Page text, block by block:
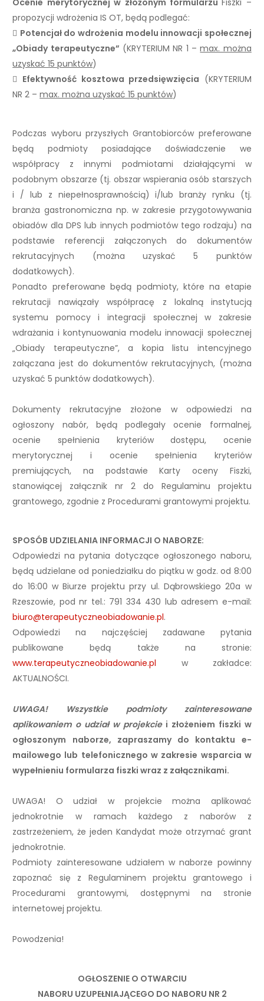
Ocenie merytorycznej w złożonym formularzuFiszki –
propozycji wdrożenia IS OT, będą podlegać:
 Potencjał do wdrożenia modelu innowacji społecznej
„Obiady terapeutyczne” (KRYTERIUM NR 1 –max. można
uzyskać 15 punktów)
 Efektywność kosztowa przedsięwzięcia (KRYTERIUM
NR 2 –max. można uzyskać 15 punktów)
Podczas wyboru przyszłych Grantobiorców preferowane
będą podmioty posiadające doświadczenie we
współpracy z innymi podmiotami działającymi w
podobnym obszarze (tj. obszar wspierania osób starszych
i / lub z niepełnosprawnością) i/lub branży rynku (tj.
branża gastronomiczna np. w zakresie przygotowywania
obiadów dla DPS lub innych podmiotów tego rodzaju) na
podstawie referencji załączonych do dokumentów
rekrutacyjnych (można uzyskać 5 punktów
dodatkowych).
Ponadto preferowane będą podmioty, które na etapie
rekrutacji nawiązały współpracę z lokalną instytucją
systemu pomocy i integracji społecznej w zakresie
wdrażania i kontynuowania modelu innowacji społecznej
„Obiady terapeutyczne”, a kopia listu intencyjnego
załączana jest do dokumentów rekrutacyjnych, (można
uzyskać 5 punktów dodatkowych).
Dokumenty rekrutacyjne złożone w odpowiedzi na
ogłoszony nabór, będą podlegały ocenie formalnej,
ocenie spełnienia kryteriów dostępu, ocenie
merytorycznej i ocenie spełnienia kryteriów
premiujących, na podstawie Karty oceny Fiszki,
stanowiącej załącznik nr 2 do Regulaminu projektu
grantowego, zgodnie z Procedurami grantowymi projektu.
SPOSÓB UDZIELANIA INFORMACJI O NABORZE:
Odpowiedzi na pytania dotyczące ogłoszonego naboru,
będą udzielane od poniedziałku do piątku w godz. od 8:00
do 16:00 w Biurze projektu przy ul. Dąbrowskiego 20a w
Rzeszowie, pod nr tel.: 791 334 430 lub adresem e-mail:
biuro@terapeutyczneobiadowanie.pl.
Odpowiedzi na najczęściej zadawane pytania
publikowane będą także na stronie:
www.terapeutyczneobiadowanie.pl w zakładce:
AKTUALNOŚCI.
UWAGA! Wszystkie podmioty zainteresowane
aplikowaniem o udział w projekciei złożeniem fiszki w
ogłoszonym naborze, zapraszamy do kontaktu e-
mailowego lub telefonicznego w zakresie wsparcia w
wypełnieniu formularza fiszki wraz z załącznikami.
UWAGA! O udział w projekcie można aplikować
jednokrotnie w ramach każdego z naborów z
zastrzeżeniem, że jeden Kandydat może otrzymać grant
jednokrotnie.
Podmioty zainteresowane udziałem w naborze powinny
zapoznać się z Regulaminem projektu grantowego i
Procedurami grantowymi, dostępnymi na stronie
internetowej projektu.
Powodzenia!
OGŁOSZENIE O OTWARCIU
NABORU UZUPEŁNIAJĄCEGO DO NABORU NR 2